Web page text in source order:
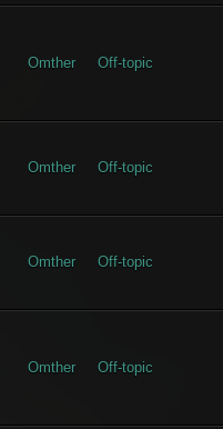
Omther Off-topic
Omther Off-topic
Omther Off-topic
Omther Off-topic